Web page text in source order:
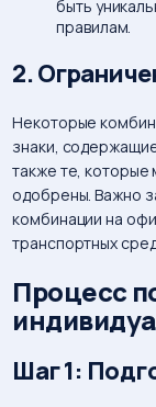
быть
правилам.
2.
Некоторые
знаки,
также те, которые
одобрены. Важно
комбинации на
транспортных
Процесс
Шаг 1: